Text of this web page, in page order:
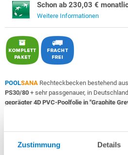
Zustimmung Details
Schon ab 230,03 €
Weitere Informationen
POOLSANA Rechteckbecken bestehend
PS30/80 + sehr passgenauer, in
geprägter 4D PVC-Poolfolie in "Graphite
AlsPERFECT-Set "High Level"inkl.:
UV-C Entkeimungsgerät 75 W